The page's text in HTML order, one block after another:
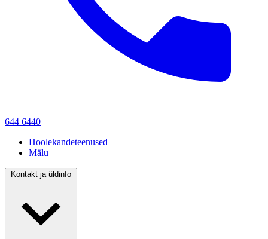
644 6440
Hoolekandeteenused
Mälu
Kontakt ja üldinfo